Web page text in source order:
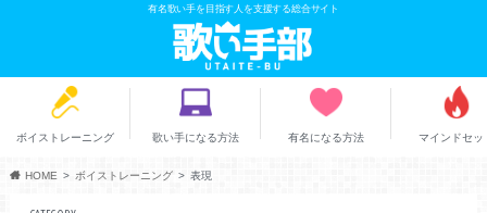
有名歌い手を目指す人を支援する総合サイト
ボイストレーニング 歌い手になる方法 有名になる方法 マインドセッ
HOME ボイストレーニング 表現